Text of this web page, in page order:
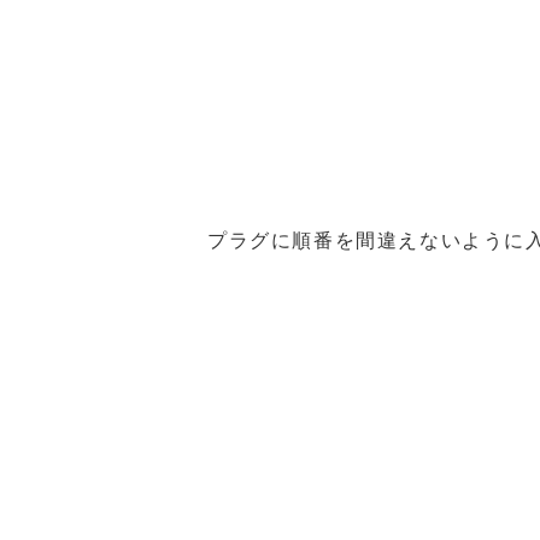
プラグに順番を間違えないように